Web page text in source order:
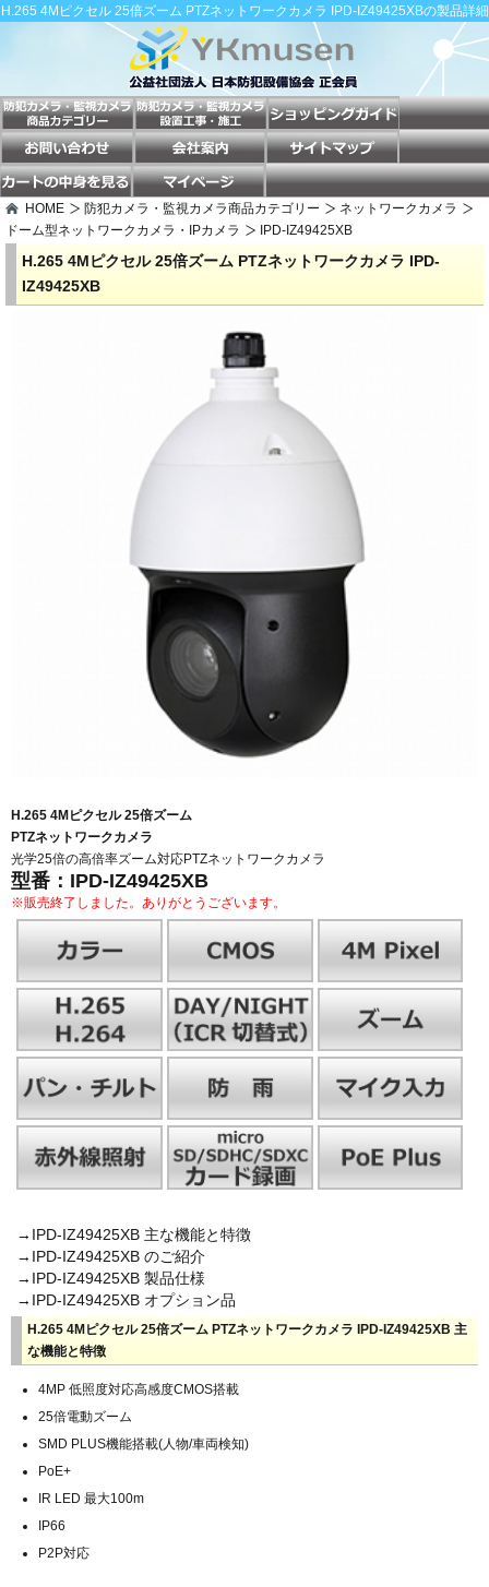
H.265 4Mピクセル 25倍ズーム PTZネットワークカメラ IPD-IZ49425XBの製品詳細
HOME 防犯カメラ・監視カメラ商品カテゴリー
ネットワークカメラ
ドーム型ネットワークカメラ・IPカメラ
IPD-IZ49425XB
H.265 4Mピクセル 25倍ズーム PTZネットワークカメラ IPD-
IZ49425XB
H.265 4Mピクセル 25倍ズーム
PTZネットワークカメラ
光学25倍の高倍率ズーム対応PTZネットワークカメラ
型番： IPD-IZ49425XB
※販売終了しました。ありがとうございます。
→IPD-IZ49425XB 主な機能と特徴
→IPD-IZ49425XB のご紹介
→IPD-IZ49425XB 製品仕様
→IPD-IZ49425XB オプション品
H.265 4Mピクセル 25倍ズーム PTZネットワークカメラ IPD-IZ49425XB 主
な機能と特徴
4MP 低照度対応高感度CMOS搭載
25倍電動ズーム
SMD PLUS機能搭載(人物/車両検知)
PoE+
IR LED 最大100m
IP66
P2P対応